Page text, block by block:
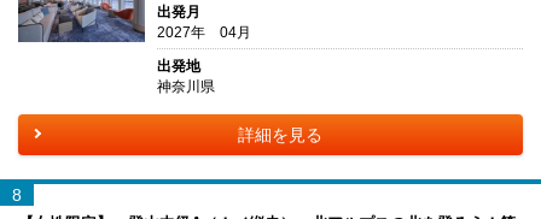
出発月
2027年 04月
出発地
神奈川県
詳細を見る
8